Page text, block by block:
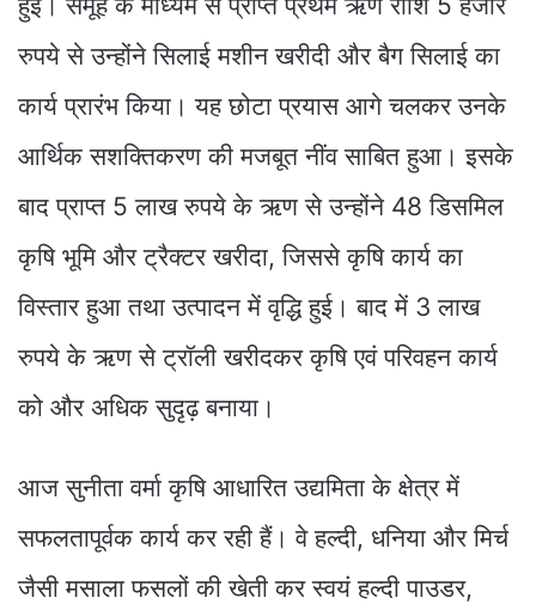
रुपये से उन्होंने सिलाई मशीन खरीदी और बैग सिलाई का
कार्य प्रारंभ किया। यह छोटा प्रयास आगे चलकर उनके
आर्थिक सशक्तिकरण की मजबूत नींव साबित हुआ। इसके
बाद प्राप्त 5 लाख रुपये के ऋण से उन्होंने 48 डिसमिल
कृषि भूमि और ट्रैक्टर खरीदा, जिससे कृषि कार्य का
विस्तार हुआ तथा उत्पादन में वृद्धि हुई। बाद में 3 लाख
रुपये के ऋण से ट्रॉली खरीदकर कृषि एवं परिवहन कार्य
को और अधिक सुदृढ़ बनाया।
आज सुनीता वर्मा कृषि आधारित उद्यमिता के क्षेत्र में
सफलतापूर्वक कार्य कर रही हैं। वे हल्दी, धनिया और मिर्च
जैसी मसाला फसलों की खेती कर स्वयं हल्दी पाउडर,